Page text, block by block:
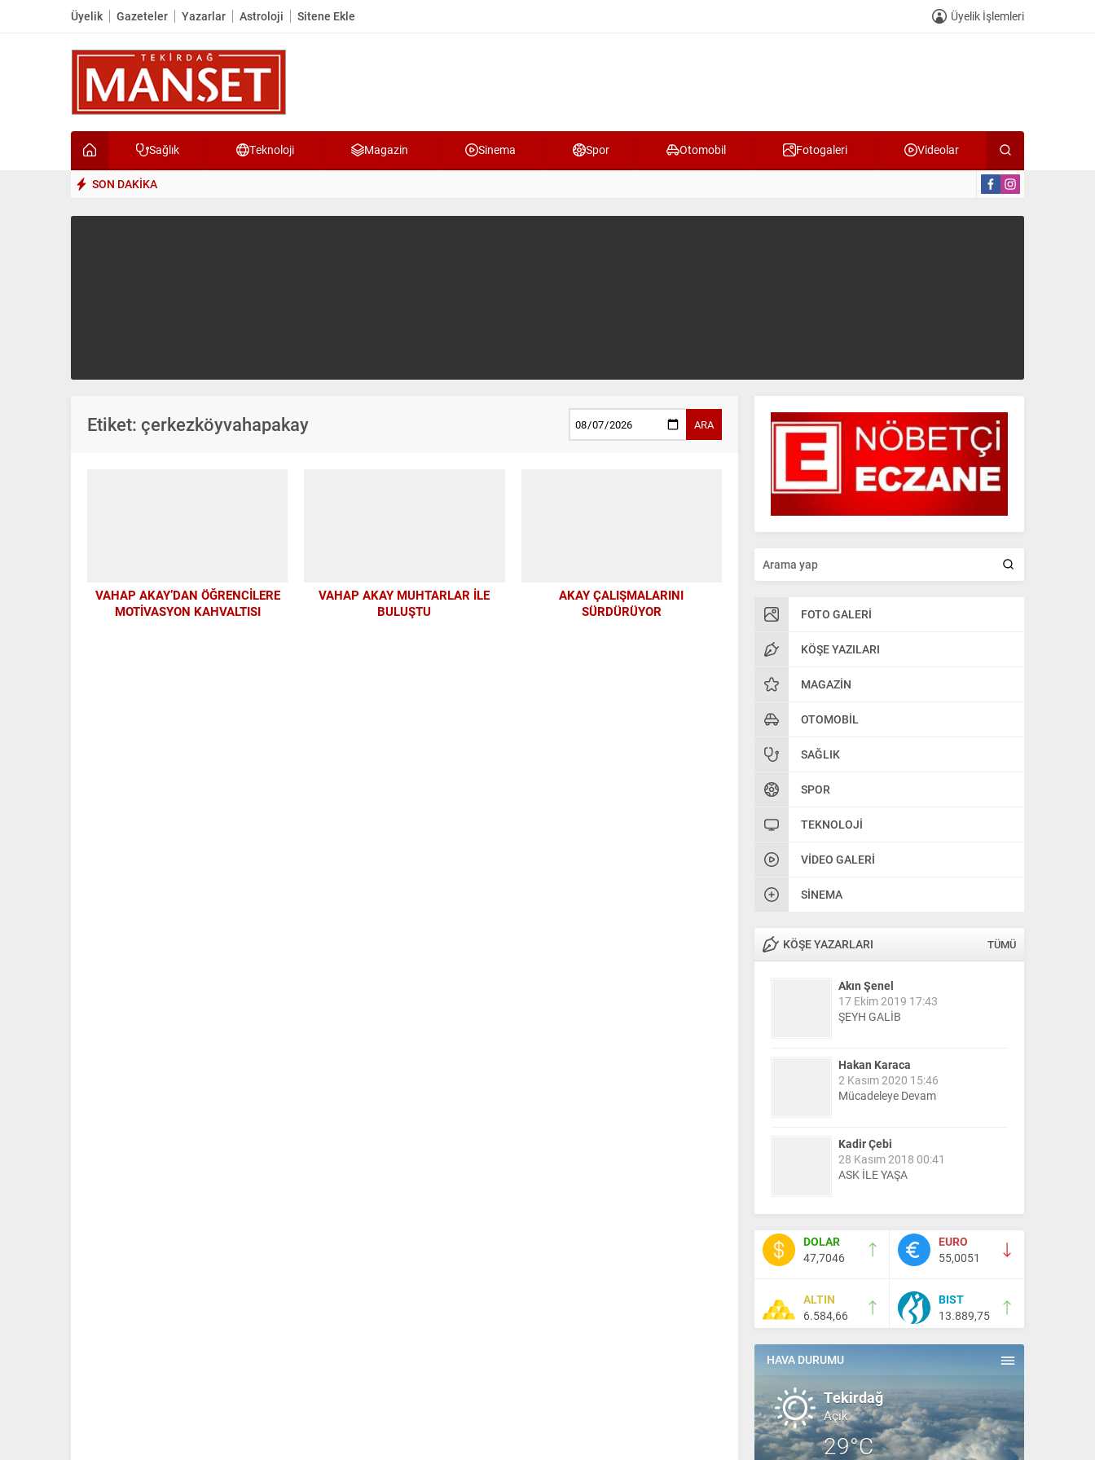
Üyelik Gazeteler Yazarlar Astroloji Sitene Ekle Üyelik İşlemleri
Sağlık Teknoloji Magazin Sinema Spor Otomobil Fotogaleri Videolar
SON DAKİKA
FOTO GALERI
KÖŞE YAZILARI
MAGAZIN
OTOMOBIL
SAĞLIK
SPOR
TEKNOLOJI
VIDEO GALERI
SINEMA
KÖŞE YAZARLARI TÜMÜ
Akın Şenel
17 Ekim 2019 17:43
ŞEYH GALİB
Hakan Karaca
2 Kasım 2020 15:46
Mücadeleye Devam
Kadir Çebi
28 Kasım 2018 00:41
ASK İLE YAŞA
10 Mart 2023 21:36
HAYDİ TEKİRDAĞ MAÇA !!!!
Salih Canikli
5 Kasım 2024 19:54
TEKİRDAĞ İL EMNİYET
MÜDÜRÜMÜZE HAYIRLI OLSUN
ZİYARETİ.
DOLAR
47,7046
EURO
55,0051
ALTIN
6.584,66
BIST
13.889,75
HAVA DURUMU
Tekirdağ
Açık
29°C
Etiket: çerkezköyvahapakay ARA
VAHAP AKAY’DAN ÖĞRENCİLERE
MOTİVASYON KAHVALTISI
VAHAP AKAY MUHTARLAR İLE
BULUŞTU
AKAY ÇALIŞMALARINI
SÜRDÜRÜYOR